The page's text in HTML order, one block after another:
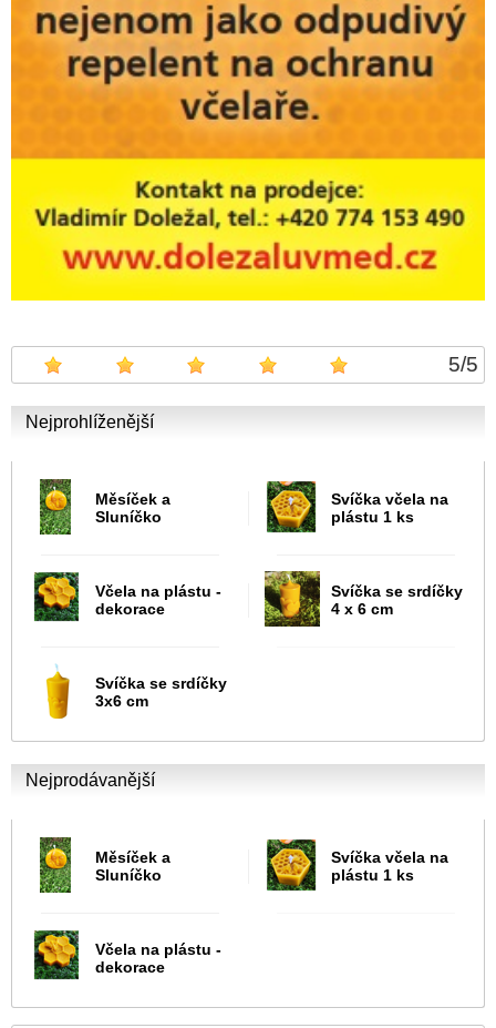
5/5
Nejprohlíženější
Měsíček a
Sluníčko
Svíčka včela na
plástu 1 ks
Včela na plástu -
dekorace
Svíčka se srdíčky
4 x 6 cm
Svíčka se srdíčky
3x6 cm
Nejprodávanější
Měsíček a
Sluníčko
Svíčka včela na
plástu 1 ks
Včela na plástu -
dekorace